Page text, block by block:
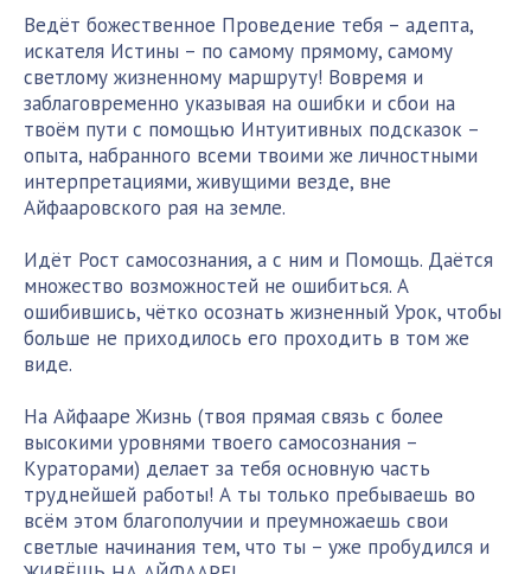
Ведёт божественное Проведение тебя – адепта,
искателя Истины – по самому прямому, самому
светлому жизненному маршруту! Вовремя и
заблаговременно указывая на ошибки и сбои на
твоём пути с помощью Интуитивных подсказок –
опыта, набранного всеми твоими же личностными
интерпретациями, живущими везде, вне
Айфааровского рая на земле.
Идёт Рост самосознания, а с ним и Помощь. Даётся
множество возможностей не ошибиться. А
ошибившись, чётко осознать жизненный Урок, чтобы
больше не приходилось его проходить в том же
виде.
На Айфааре Жизнь (твоя прямая связь с более
высокими уровнями твоего самосознания –
Кураторами) делает за тебя основную часть
труднейшей работы! А ты только пребываешь во
всём этом благополучии и преумножаешь свои
светлые начинания тем, что ты – уже пробудился и